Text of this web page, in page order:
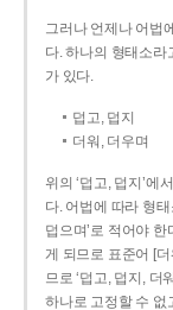
그러나 언제나 어법
다. 하나의 형태소라
가 있다.
덥고, 덥지
더워, 더우며
위의 ‘덥고, 덥지’에
다. 어법에 따라 형태
덥으며’로 적어야 한
게 되므로 표준어 [
므로 ‘덥고, 덥지, 더
하나로 고정할 수 없